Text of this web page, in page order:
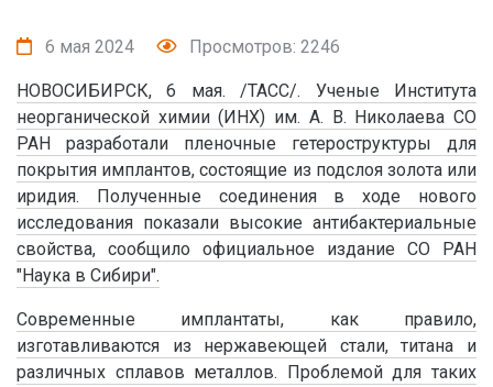
6 мая 2024 Просмотров: 2246
НОВОСИБИРСК, 6 мая. /ТАСС/. Ученые Института
неорганической химии (ИНХ) им. А. В. Николаева СО
РАН разработали пленочные гетероструктуры для
покрытия имплантов, состоящие из подслоя золота или
иридия. Полученные соединения в ходе нового
исследования показали высокие антибактериальные
свойства, сообщило официальное издание СО РАН
"Наука в Сибири".
Современные имплантаты, как правило,
изготавливаются из нержавеющей стали, титана и
различных сплавов металлов. Проблемой для таких